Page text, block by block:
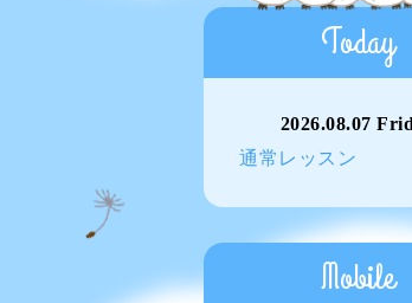
Today
2026.08.07
通常レッスン
Mobile